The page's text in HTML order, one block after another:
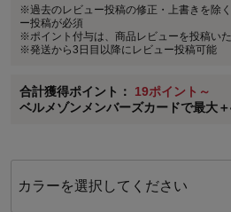
※過去のレビュー投稿の修正・上書きを除
ー投稿が必須
※ポイント付与は、商品レビューを投稿い
※発送から3日目以降にレビュー投稿可能
合計獲得ポイント： 19ポイント～
ベルメゾンメンバーズカードで最大
通常商品送料無料 返品引取無料（
即時入会なら更に500円OFFクーポン
※メンバーズカードの加算ポイントはステ
に対して適用されます。
カラーを選択してください